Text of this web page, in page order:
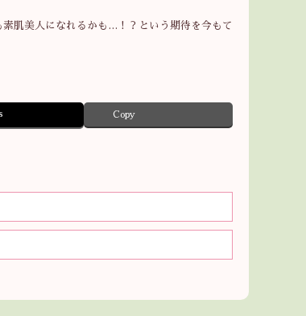
肌美人になれるかも…！？という期待を今もて
Copy